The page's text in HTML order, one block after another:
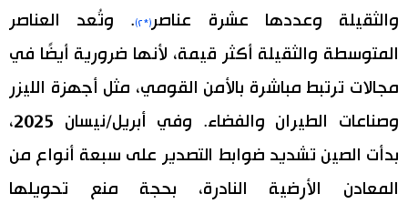
والثقيلة وعددها عشرة عناصر (*٢)
. وتُعد العناصر
المتوسطة والثقيلة أكثر قيمة، لأنها ضرورية أيضًا في
مجالات ترتبط مباشرة بالأمن القومي، مثل أجهزة الليزر
وصناعات الطيران والفضاء. وفي أبريل/نيسان 2025،
بدأت الصين تشديد ضوابط التصدير على سبعة أنواع من
المعادن الأرضية النادرة، بحجة منع تحويلها